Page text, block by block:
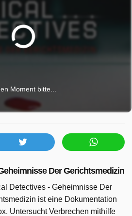
Moment bitte...
Der Gerichtsmedizin
Detectives - Geheimnisse Der
ist eine Dokumentation
Untersucht Verbrechen mithilfe